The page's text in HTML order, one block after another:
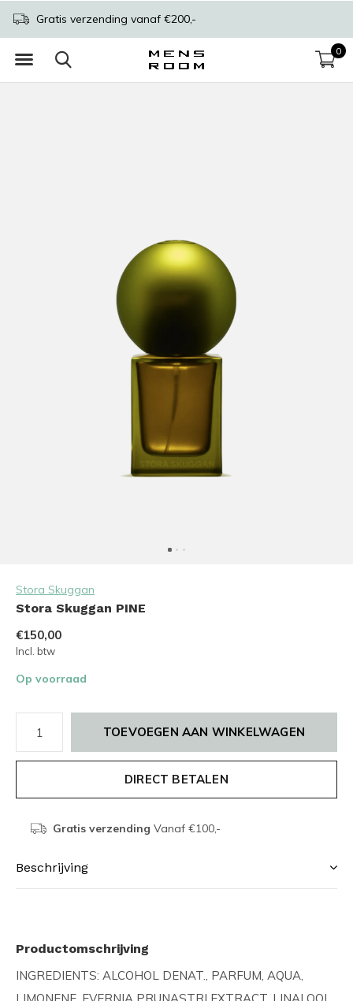
0
Gratis verzending vanaf €200,-
Stora Skuggan
Stora Skuggan PINE
€150,00
Incl. btw
Op voorraad
TOEVOEGEN AAN WINKELWAGEN
DIRECT BETALEN
Gratis verzending Vanaf €100,-
Beschrijving
Productomschrijving
INGREDIENTS: ALCOHOL DENAT., PARFUM, AQUA,